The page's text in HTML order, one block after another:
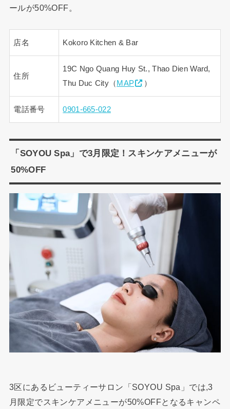
ールが50%OFF。
店名 Kokoro Kitchen & Bar
住所
19C Ngo Quang Huy St., Thao Dien Ward,
Thu Duc City（ MAP ）
電話番号 0901-665-022
「SOYOU Spa」で3月限定！スキンケアメニューが
50%OFF
3区にあるビューティーサロン「SOYOU Spa」では,3
月限定でスキンケアメニューが50%OFFとなるキャンペ